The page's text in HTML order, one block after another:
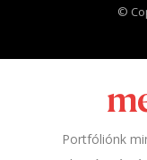
©
Portfóliónk